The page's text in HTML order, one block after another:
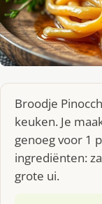
Broodje
keuken. Je
genoeg voor 1
ingrediënten:
grote ui.